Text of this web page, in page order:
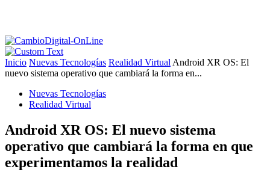
Inicio Nuevas Tecnologías Realidad Virtual Android XR OS: El
nuevo sistema operativo que cambiará la forma en...
Nuevas Tecnologías
Realidad Virtual
Android XR OS: El nuevo sistema
operativo que cambiará la forma en que
experimentamos la realidad